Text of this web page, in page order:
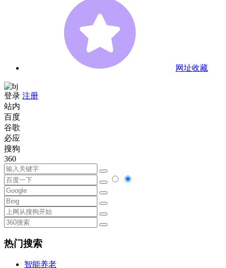
网址收藏
登录 注册
站内
百度
谷歌
必应
搜狗
360
热门搜索
智能养老